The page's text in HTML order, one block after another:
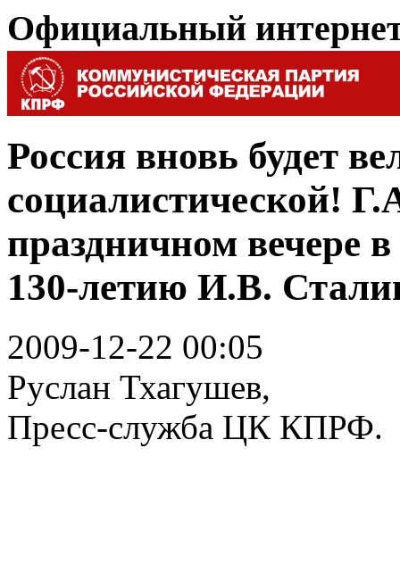
Официальный
Россия вновь будет
социалистической!
праздничном вечере
130-летию И.В.
2009-12-22 00:05
Руслан Тхагушев,
Пресс-служба ЦК КПРФ.